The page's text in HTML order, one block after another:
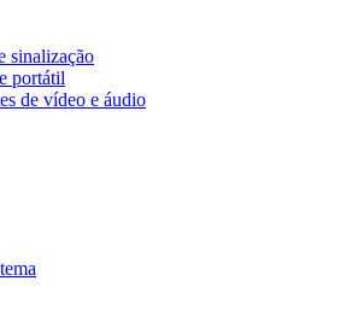
sinalização
portátil
de vídeo e áudio